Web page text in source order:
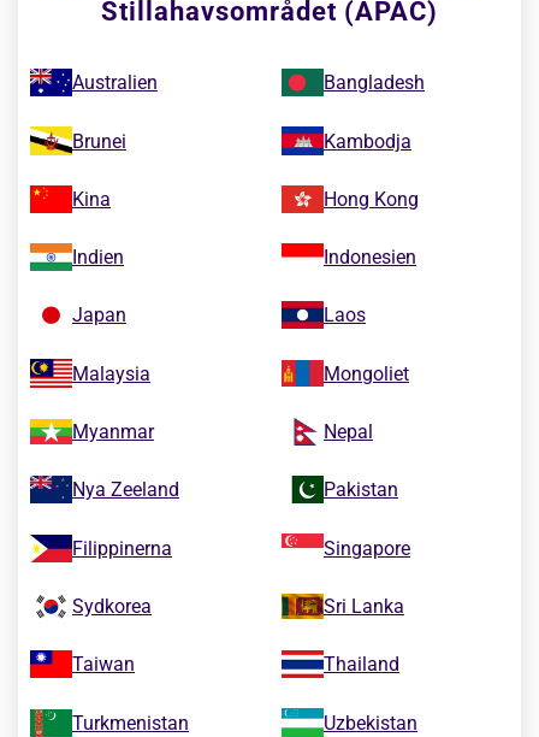
Stillahavsområdet (APAC)
Australien Bangladesh
Brunei Kambodja
Kina Hong Kong
Indien Indonesien
Japan Laos
Malaysia Mongoliet
Myanmar Nepal
Nya Zeeland Pakistan
Filippinerna Singapore
Sydkorea Sri Lanka
Taiwan Thailand
Turkmenistan Uzbekistan